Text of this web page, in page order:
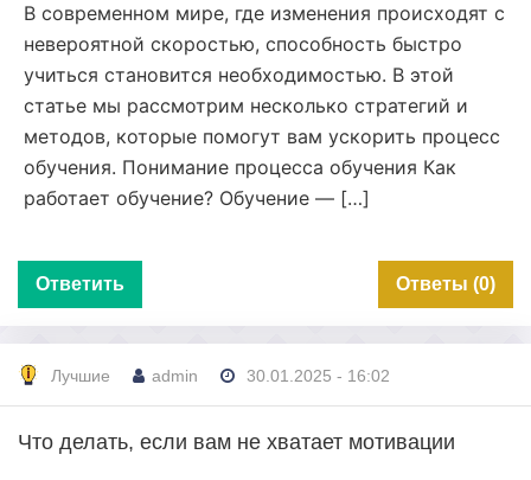
В современном мире, где изменения происходят с
невероятной скоростью, способность быстро
учиться становится необходимостью. В этой
статье мы рассмотрим несколько стратегий и
методов, которые помогут вам ускорить процесс
обучения. Понимание процесса обучения Как
работает обучение? Обучение — […]
Ответить Ответы (0)
Лучшие admin 30.01.2025 - 16:02
Что делать, если вам не хватает мотивации